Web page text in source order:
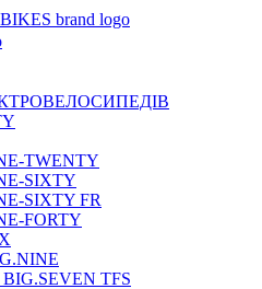
TWENTY
SIXTY
SIXTY FR
FORTY
TFS